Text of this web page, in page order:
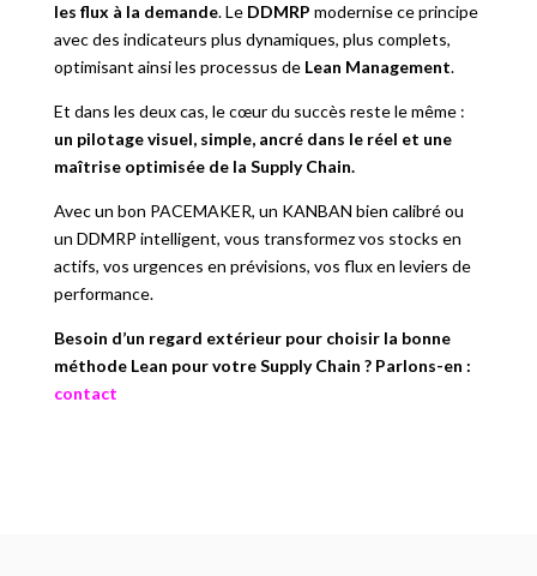
les flux à la demande. Le DDMRP modernise ce principe
avec des indicateurs plus dynamiques, plus complets,
optimisant ainsi les processus de Lean Management.
Et dans les deux cas, le cœur du succès reste le même :
un pilotage visuel, simple, ancré dans le réel et une
maîtrise optimisée de la Supply Chain.
Avec un bon PACEMAKER, un KANBAN bien calibré ou
un DDMRP intelligent, vous transformez vos stocks en
actifs, vos urgences en prévisions, vos flux en leviers de
performance.
Besoin d’un regard extérieur pour choisir la bonne
méthode Lean pour votre Supply Chain ? Parlons-en :
contact